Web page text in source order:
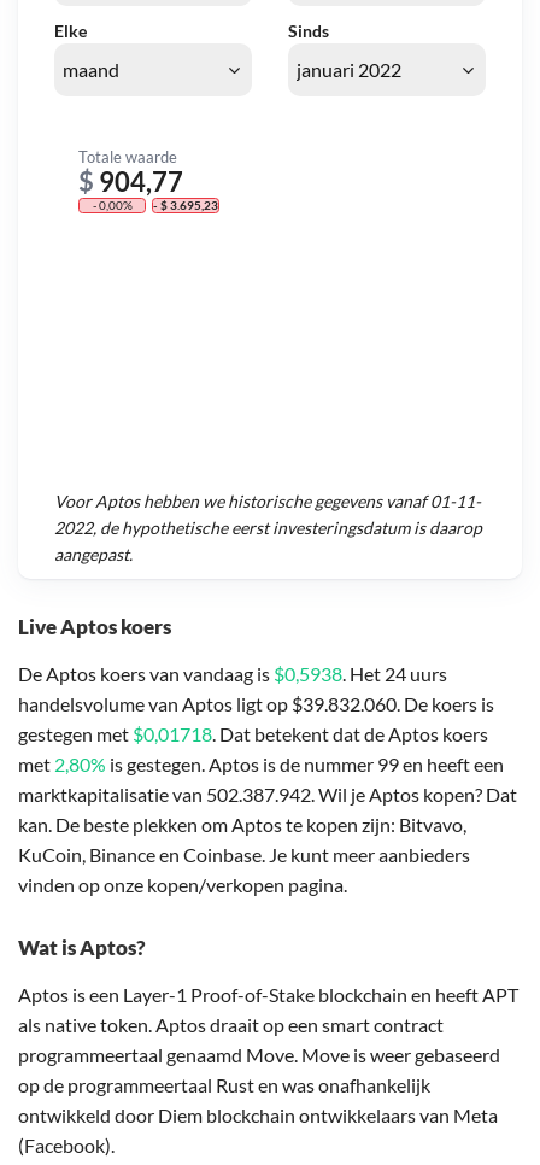
Live Aptos koers
De Aptos koers van vandaag is $0,5938. Het 24 uurs
handelsvolume van Aptos ligt op $39.832.060. De koers is
gestegen met $0,01718. Dat betekent dat de Aptos koers
met 2,80% is gestegen. Aptos is de nummer 99 en heeft een
marktkapitalisatie van 502.387.942. Wil je Aptos kopen? Dat
kan. De beste plekken om Aptos te kopen zijn: Bitvavo,
KuCoin, Binance en Coinbase. Je kunt meer aanbieders
vinden op onze kopen/verkopen pagina.
Elke Sinds
Totale waarde
$ 904,77
- 0,00% - $ 3.695,23
VoorAptoshebben we historische gegevens vanaf01-11-
2022, de hypothetische eerst investeringsdatum is daarop
aangepast.
Wat is Aptos?
Aptos is een Layer-1 Proof-of-Stake blockchain en heeft APT
als native token. Aptos draait op een smart contract
programmeertaal genaamd Move. Move is weer gebaseerd
op de programmeertaal Rust en was onafhankelijk
ontwikkeld door Diem blockchain ontwikkelaars van Meta
(Facebook).